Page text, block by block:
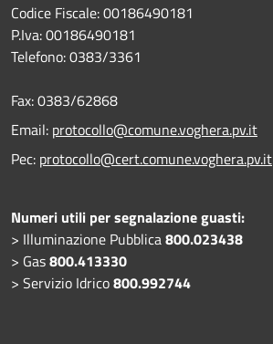
Codice Fiscale: 00186490181
P.Iva: 00186490181
Telefono:0383/3361
Fax:0383/62868
Email: protocollo@comune.voghera.pv.it
Pec: protocollo@cert.comune.voghera.pv.it
Numeri utili per segnalazione guasti:
> Illuminazione Pubblica800.023438
> Gas800.413330
> Servizio Idrico800.992744